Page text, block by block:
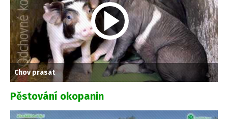
Chov prasat
Pěstování okopanin